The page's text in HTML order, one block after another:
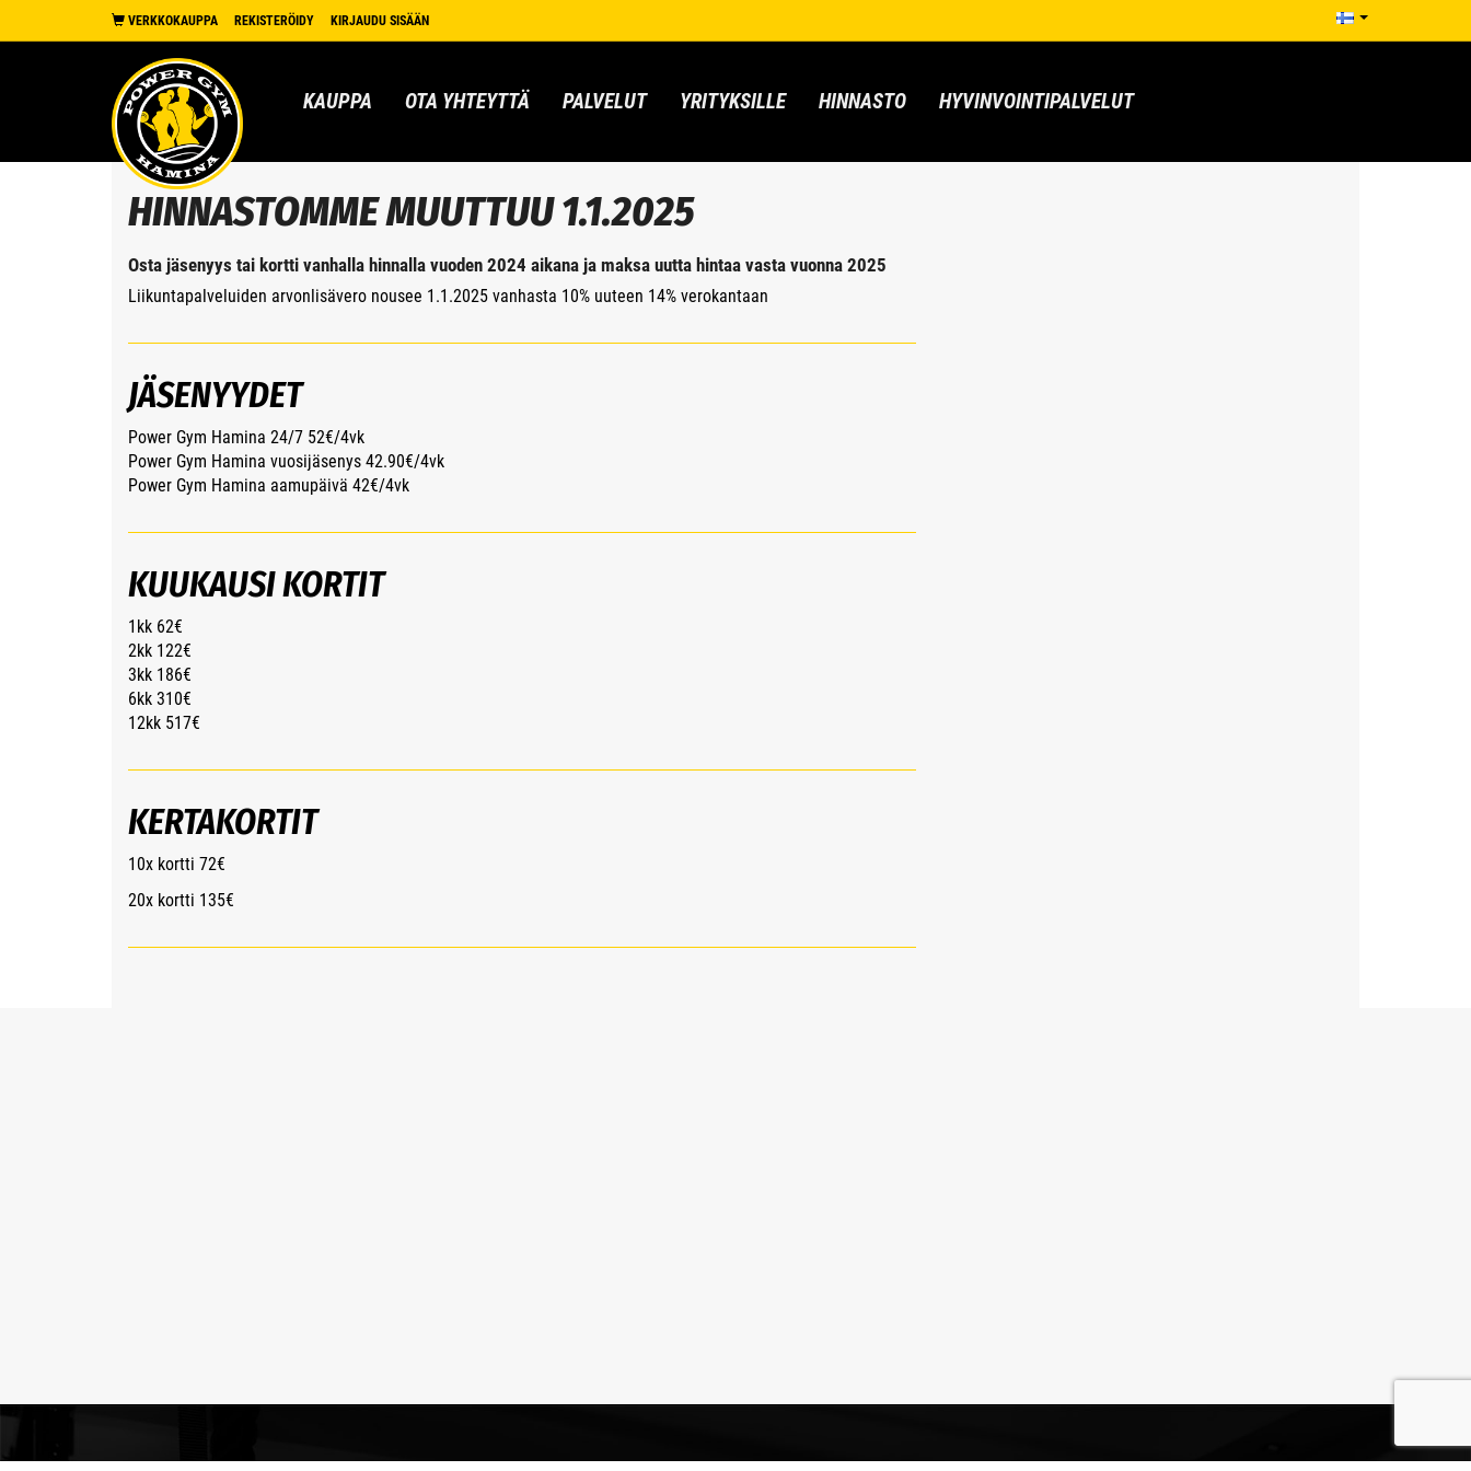
VERKKOKAUPPA REKISTERÖIDY KIRJAUDU SISÄÄN
KAUPPA OTA YHTEYTTÄ PALVELUT YRITYKSILLE HINNASTO HYVINVOINTIPALVELUT
HINNASTOMME MUUTTUU 1.1.2025
Osta jäsenyys tai kortti vanhalla hinnalla vuoden 2024 aikana ja maksa uutta hintaa vasta vuonna 2025
Liikuntapalveluiden arvonlisävero nousee 1.1.2025 vanhasta 10% uuteen 14% verokantaan
JÄSENYYDET
Power Gym Hamina 24/7 52€/4vk
Power Gym Hamina vuosijäsenys 42.90€/4vk
Power Gym Hamina aamupäivä 42€/4vk
KUUKAUSI KORTIT
1kk 62€
​​​​​​​2kk 122€
3kk 186€
6kk 310€
12kk 517€
KERTAKORTIT
10x kortti 72€
20x kortti 135€